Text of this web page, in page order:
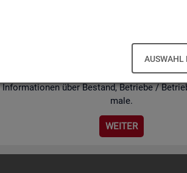
AUSWAHL
-
für Ar­beit und Krei­se
über Be­stand, Be­trie­be /
ma­le.
WEI­TER